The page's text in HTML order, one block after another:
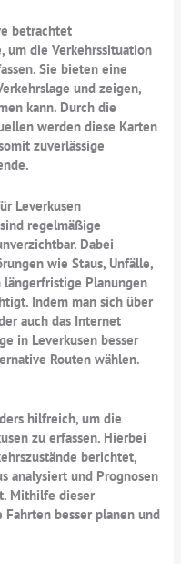
betrachtet
um die Verkehrssituation
Sie bieten eine
und zeigen,
kann. Durch die
werden diese Karten
zuverlässige
Leverkusen
regelmäßige
Dabei
wie Staus, Unfälle,
längerfristige Planungen
Indem man sich über
auch das Internet
in Leverkusen besser
Routen wählen.
hilfreich, um die
zu erfassen. Hierbei
berichtet,
analysiert und Prognosen
Mithilfe dieser
besser planen und